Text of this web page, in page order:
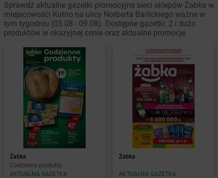
Sprawdź aktualne gazetki promocyjne sieci sklepów Żabka w
miejscowości Kutno na ulicy Norberta Barlickiego ważne w
tym tygodniu (03.08 - 09.08). Dostępne gazetki: 2 i dużo
produktów w okazyjnej cenie oraz aktualne promocje.
Żabka
Codzienne produkty
AKTUALNA GAZETKA
Żabka
AKTUALNA GAZETKA